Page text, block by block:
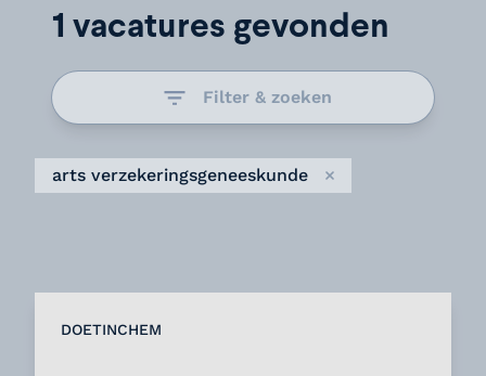
1 vacatures gevonden
Filter & zoeken
arts verzekeringsgeneeskunde
Verwijder
DOETINCHEM